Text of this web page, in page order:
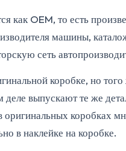
как OEM, то есть
машины,
сеть
коробке, но
деле выпускают те же
коробках
в наклейке на коробке.